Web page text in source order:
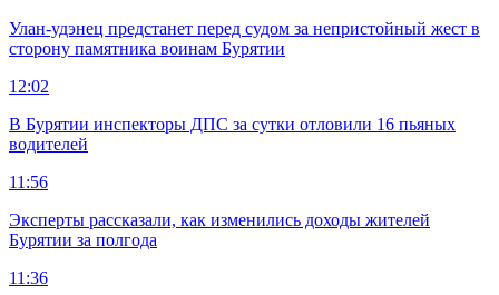
Улан-удэнец предстанет перед судом за непристойный жест в
сторону памятника воинам Бурятии
12:02
В Бурятии инспекторы ДПС за сутки отловили 16 пьяных
водителей
11:56
Эксперты рассказали, как изменились доходы жителей
Бурятии за полгода
11:36